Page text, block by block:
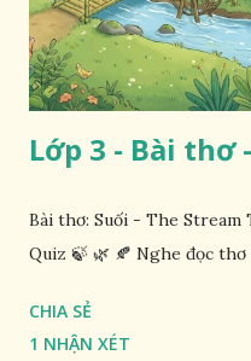
Lớp 3 - Bài thơ
Bài thơ: Suối - The
Quiz 🍃 🌿 🍂 Nghe đọc thơ
CHIA SẺ
1 NHẬN XÉT